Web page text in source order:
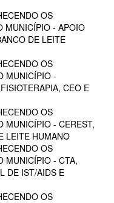
OS
MUNICÍPIO - APOIO
DE LEITE
OS
MUNICÍPIO -
CEO E
OS
MUNICÍPIO - CEREST,
LEITE HUMANO
OS
MUNICÍPIO - CTA,
DE IST/AIDS E
OS